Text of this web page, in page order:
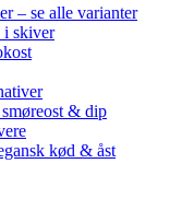
– se alle varianter
i skiver
& dip
kød & åst